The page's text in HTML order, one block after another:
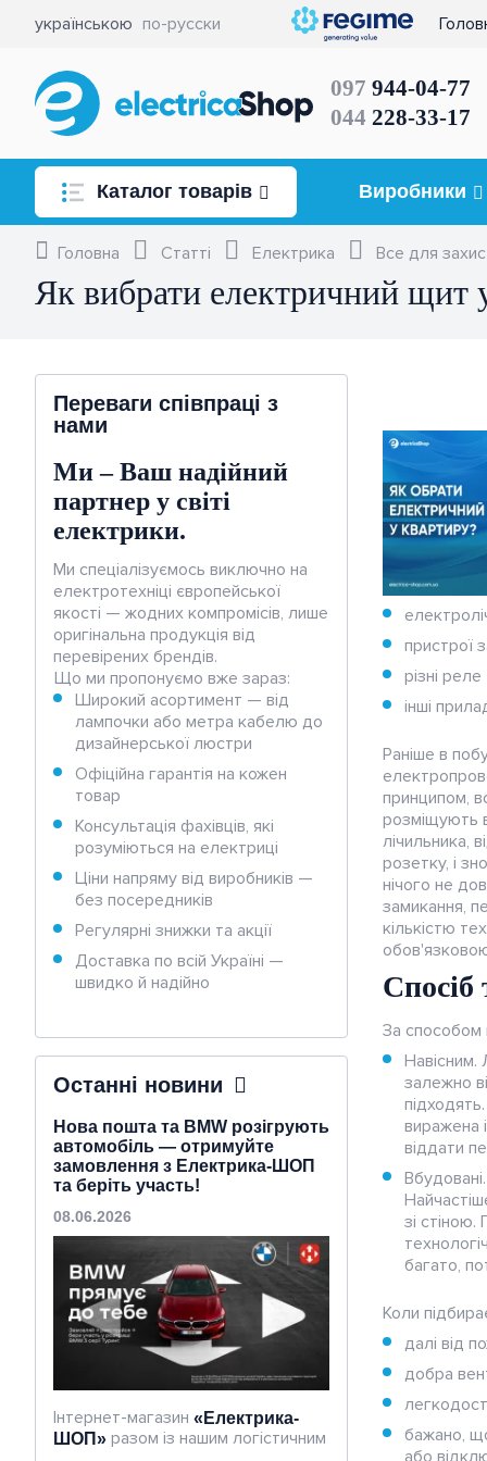
пристрої
різні
інші
Раніше в
принципом,
розміщують
лічильника,
розетку, і
нічого не
замикання,
кількістю
Спосіб
За способом
Навісним.
залежно
виражена
віддати
зі
багато,
Коли
далі від
добра
бажано,
Переваги співпраці з
нами
Ми – Ваш надійний
партнер у світі
електрики.
Ми спеціалізуємось виключно на
електротехніці європейської
якості — жодних компромісів, лише
оригінальна продукція від
перевірених брендів.
Що ми пропонуємо вже зараз:
Широкий асортимент — від
лампочки або метра кабелю до
дизайнерської люстри
Офіційна гарантія на кожен
товар
Консультація фахівців, які
розуміються на електриці
Ціни напряму від виробників —
без посередників
Регулярні знижки та акції
Доставка по всій Україні —
швидко й надійно
Останні новини
Нова пошта та BMW розігрують
автомобіль — отримуйте
замовлення з Електрика-ШОП
та беріть участь!
08.06.2026
Інтернет-магазин «Електрика-
ШОП» разом із нашим логістичним
українською по-русски
Каталог товарів
Освітлення
Розетки та вимикачі
Прокладання та монтаж
кабелю
Захист електромережі
Для електродвигунів
Тепла підлога та обігрів
Щитове обладнання
Електроінструмент
Вентиляція
Зарядки
для електромобілів
Альтернативна енергетика
Розумний будинок,
відеоспостереження і
домофон
Виробники
097 944-04-77
044 228-33-17
Головна Статті Електрика Все для
Як вибрати електричний щит